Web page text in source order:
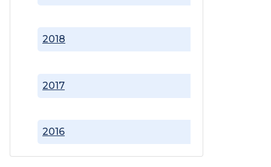
2016
2017
2018